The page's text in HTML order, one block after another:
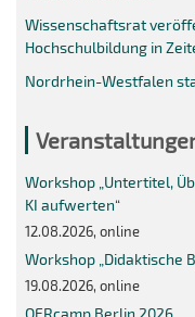
Wissenschaftsrat
Hochschulbildung in
Nordrhein-Westfalen
Workshop „Untertitel,
KI aufwerten“
12.08.2026, online
Workshop „Didaktische
19.08.2026, online
OERcamp Berlin 2026